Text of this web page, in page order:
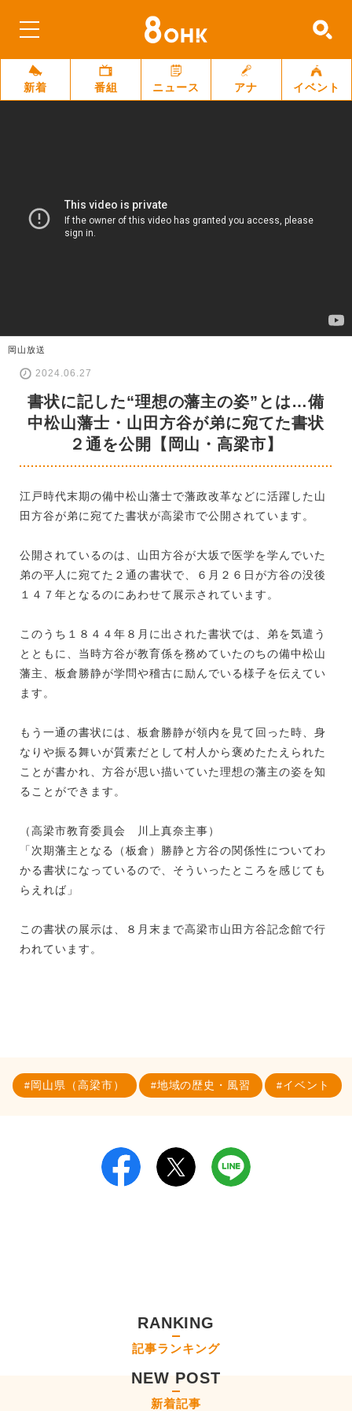
新着 番組 ニュース アナ イベント
岡山放送
2024.06.27
書状に記した“理想の藩主の姿”とは…備
中松山藩士・山田方谷が弟に宛てた書状
２通を公開【岡山・高梁市】
江戸時代末期の備中松山藩士で藩政改革などに活躍した山
田方谷が弟に宛てた書状が高梁市で公開されています。
公開されているのは、山田方谷が大坂で医学を学んでいた
弟の平人に宛てた２通の書状で、６月２６日が方谷の没後
１４７年となるのにあわせて展示されています。
このうち１８４４年８月に出された書状では、弟を気遣う
とともに、当時方谷が教育係を務めていたのちの備中松山
藩主、板倉勝静が学問や稽古に励んでいる様子を伝えてい
ます。
もう一通の書状には、板倉勝静が領内を見て回った時、身
なりや振る舞いが質素だとして村人から褒めたたえられた
ことが書かれ、方谷が思い描いていた理想の藩主の姿を知
ることができます。
（高梁市教育委員会 川上真奈主事）
「次期藩主となる（板倉）勝静と方谷の関係性についてわ
かる書状になっているので、そういったところを感じても
らえれば」
この書状の展示は、８月末まで高梁市山田方谷記念館で行
われています。
岡山県（高梁市） 地域の歴史・風習 イベント
RANKING
記事ランキング
NEW POST
新着記事